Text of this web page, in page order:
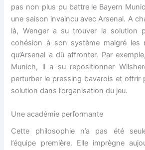
pas non plus pu battre le Bayern
une saison invaincu avec Arsenal. A
là, Wenger a su trouver la solution
cohésion à son système malgré les
qu’Arsenal a dû affronter. Par
Munich, il a su repositionner
perturber le pressing bavarois et offrir
solution dans l’organisation du jeu.
Une académie performante
Cette philosophie n’a pas été
l’équipe première. Elle imprègne